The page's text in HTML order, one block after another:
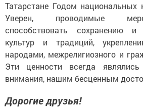
Татарстане Годом национальных
Уверен, проводимые
способствовать сохранению
культур и традиций,
народами, межрелигиозного и
Эти ценности всегда
внимания, нашим бесценным
Дорогие друзья!